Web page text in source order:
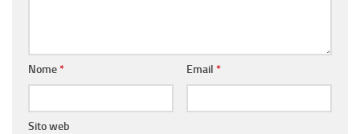
Nome* Email *
Sito web